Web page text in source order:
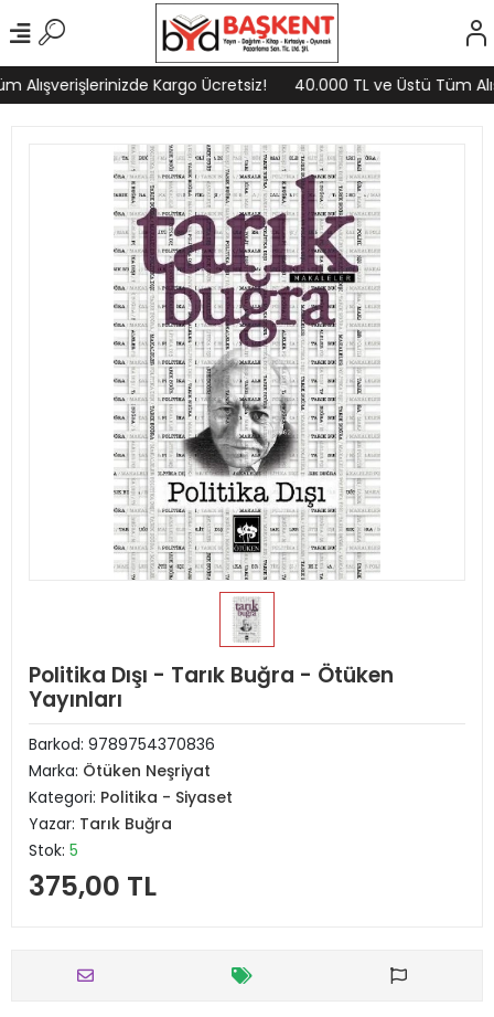
Alışverişlerinizde Kargo Ücretsiz! 40.000 TL ve Üstü Tüm
Politika Dışı - Tarık Buğra - Ötüken
Yayınları
Barkod: 9789754370836
Marka: Ötüken Neşriyat
Kategori: Politika - Siyaset
Yazar: Tarık Buğra
Stok: 5
375,00 TL